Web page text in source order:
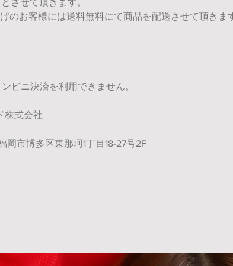
させて頂きます。
のお客様には送料無料にて商品を配送させて頂きま
ビニ決済を利用できません。
株式会社
市博多区東那珂1丁目18-27号2F